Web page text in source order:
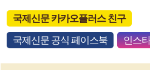
국제신문 카카오플러스 친구
국제신문 공식 페이스북 인스